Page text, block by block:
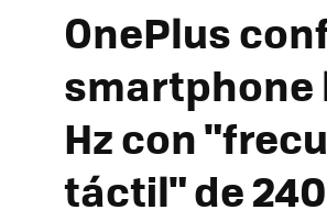
OnePlus
smartphone
Hz con
táctil" de